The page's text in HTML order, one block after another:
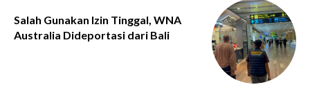
Salah Gunakan Izin Tinggal, WNA
Australia Dideportasi dari Bali